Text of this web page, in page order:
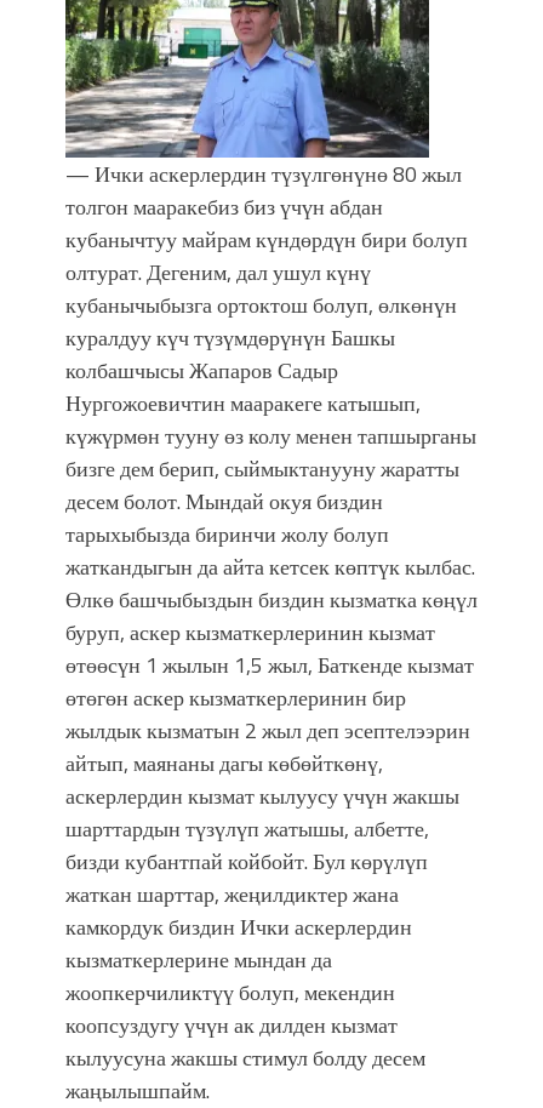
— Ички аскерлердин түзүлгөнүнө 80 жыл
толгон мааракебиз биз үчүн абдан
кубанычтуу майрам күндөрдүн бири болуп
олтурат. Дегеним, дал ушул күнү
кубанычыбызга ортоктош болуп, өлкөнүн
куралдуу күч түзүмдөрүнүн Башкы
колбашчысы Жапаров Садыр
Нургожоевичтин мааракеге катышып,
күжүрмөн тууну өз колу менен тапшырганы
бизге дем берип, сыймыктанууну жаратты
десем болот. Мындай окуя биздин
тарыхыбызда биринчи жолу болуп
жаткандыгын да айта кетсек көптүк кылбас.
Өлкө башчыбыздын биздин кызматка көңүл
буруп, аскер кызматкерлеринин кызмат
өтөөсүн 1 жылын 1,5 жыл, Баткенде кызмат
өтөгөн аскер кызматкерлеринин бир
жылдык кызматын 2 жыл деп эсептелээрин
айтып, маянаны дагы көбөйткөнү,
аскерлердин кызмат кылуусу үчүн жакшы
шарттардын түзүлүп жатышы, албетте,
бизди кубантпай койбойт. Бул көрүлүп
жаткан шарттар, жеңилдиктер жана
камкордук биздин Ички аскерлердин
кызматкерлерине мындан да
жоопкерчиликтүү болуп, мекендин
коопсуздугу үчүн ак дилден кызмат
кылуусуна жакшы стимул болду десем
жаңылышпайм.